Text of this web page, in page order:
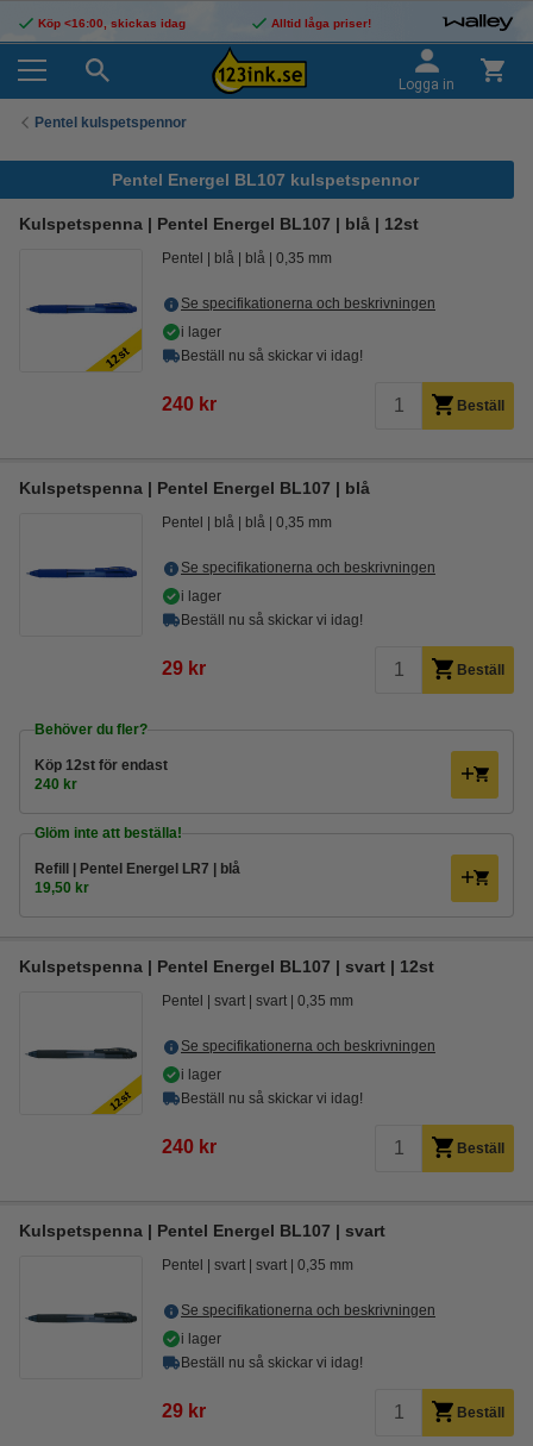
Köp <16:00, skickas idag Alltid låga priser!
Logga in
Pentel kulspetspennor
Pentel Energel BL107 kulspetspennor
Kulspetspenna | Pentel Energel BL107 | blå | 12st
Pentel blå blå 0,35 mm
Se specifikationerna och beskrivningen
i lager
Beställ nu så skickar vi idag!
240 kr Beställ
Kulspetspenna | Pentel Energel BL107 | blå
Pentel blå blå 0,35 mm
Se specifikationerna och beskrivningen
i lager
Beställ nu så skickar vi idag!
29 kr Beställ
Behöver du fler?
Köp 12st för endast
240 kr
Glöm inte att beställa!
Refill | Pentel Energel LR7 | blå
19,50 kr
Kulspetspenna | Pentel Energel BL107 | svart | 12st
Pentel svart svart 0,35 mm
Se specifikationerna och beskrivningen
i lager
Beställ nu så skickar vi idag!
240 kr Beställ
Kulspetspenna | Pentel Energel BL107 | svart
Pentel svart svart 0,35 mm
Se specifikationerna och beskrivningen
i lager
Beställ nu så skickar vi idag!
29 kr Beställ